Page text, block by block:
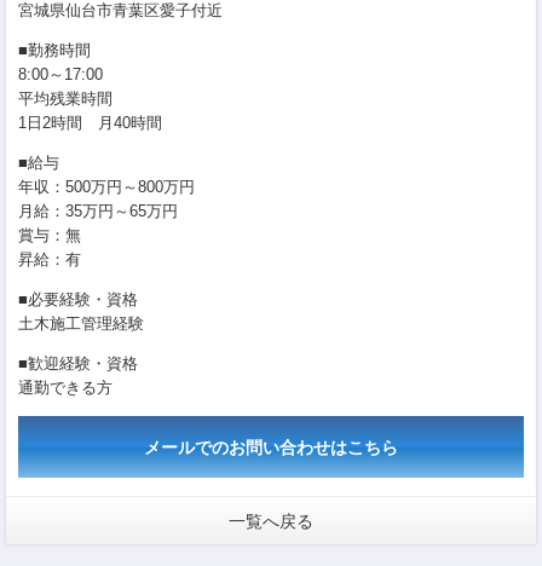
宮城県仙台市青葉区愛子付近
■勤務時間
8:00～17:00
平均残業時間
1日2時間 月40時間
■給与
年収：500万円～800万円
月給：35万円～65万円
賞与：無
昇給：有
■必要経験・資格
土木施工管理経験
■歓迎経験・資格
通勤できる方
メールでのお問い合わせはこちら
一覧へ戻る